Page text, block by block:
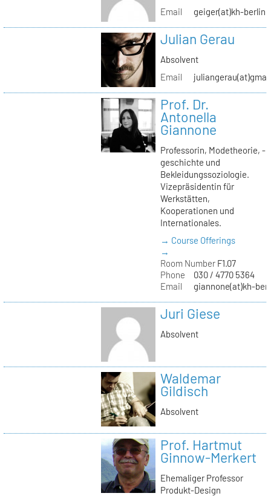
Email
geiger(at)kh-
Julian Gerau
Absolvent
Email
Prof. Dr.
Antonella
Giannone
Professorin, Modetheorie, -
geschichte und
Bekleidungssoziologie.
Vizepräsidentin für
Werkstätten,
Kooperationen und
Internationales.
→ Course Offerings
→
Room NumberF1.07
Phone
030 / 4770 5364
Email
giannone(at)kh-
Juri Giese
Absolvent
Waldemar
Gildisch
Absolvent
Prof. Hartmut
Ginnow-Merkert
Ehemaliger Professor
Produkt-Design